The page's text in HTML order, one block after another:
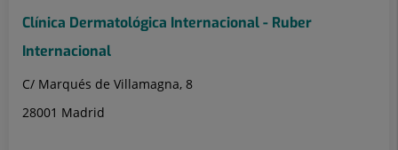
Clínica Dermatológica Internacional - Ruber
Internacional
C/ Marqués de Villamagna, 8
28001 Madrid